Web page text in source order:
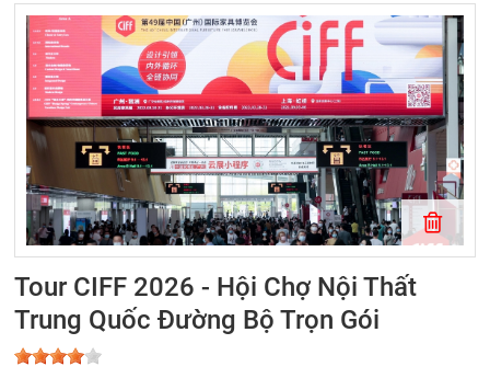
Tour CIFF 2026 - Hội Chợ Nội Thất
Trung Quốc Đường Bộ Trọn Gói